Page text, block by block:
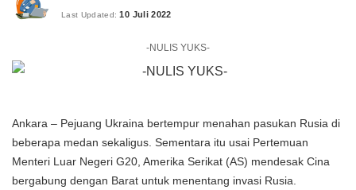
Last Updated: 10 Juli 2022
-NULIS YUKS-
Ankara – Pejuang Ukraina bertempur menahan pasukan Rusia di
beberapa medan sekaligus. Sementara itu usai Pertemuan
Menteri Luar Negeri G20, Amerika Serikat (AS) mendesak Cina
bergabung dengan Barat untuk menentang invasi Rusia.